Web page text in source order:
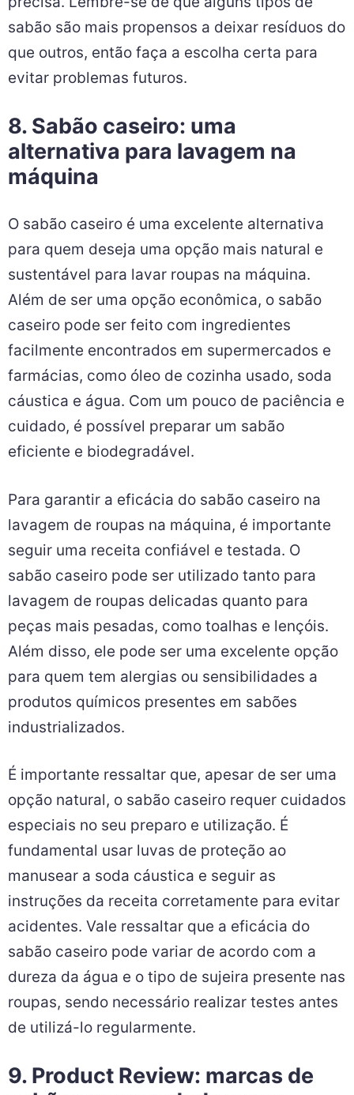
sabão são mais propensos a deixar resíduos do
que outros, então faça a escolha certa para
evitar problemas futuros.
8. Sabão caseiro: uma
alternativa para lavagem na
máquina
O sabão caseiro é uma excelente alternativa
para quem deseja uma opção mais natural e
sustentável para lavar roupas na máquina.
Além de ser uma opção econômica, o sabão
caseiro pode ser feito com ingredientes
facilmente encontrados em supermercados e
farmácias, como óleo de cozinha usado, soda
cáustica e água. Com um pouco de paciência e
cuidado, é possível preparar um sabão
eficiente e biodegradável.
Para garantir a eficácia do sabão caseiro na
lavagem de roupas na máquina, é importante
seguir uma receita confiável e testada. O
sabão caseiro pode ser utilizado tanto para
lavagem de roupas delicadas quanto para
peças mais pesadas, como toalhas e lençóis.
Além disso, ele pode ser uma excelente opção
para quem tem alergias ou sensibilidades a
produtos químicos presentes em sabões
industrializados.
É importante ressaltar que, apesar de ser uma
opção natural, o sabão caseiro requer cuidados
especiais no seu preparo e utilização. É
fundamental usar luvas de proteção ao
manusear a soda cáustica e seguir as
instruções da receita corretamente para evitar
acidentes. Vale ressaltar que a eficácia do
sabão caseiro pode variar de acordo com a
dureza da água e o tipo de sujeira presente nas
roupas, sendo necessário realizar testes antes
de utilizá-lo regularmente.
9. Product Review: marcas de